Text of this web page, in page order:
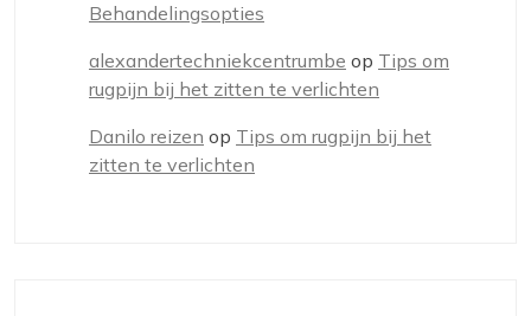
Behandelingsopties
alexandertechniekcentrumbe op Tips om
rugpijn bij het zitten te verlichten
Danilo reizen op Tips om rugpijn bij het
zitten te verlichten